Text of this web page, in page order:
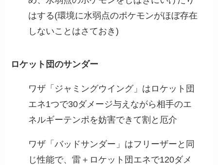
はする(環境に水弱点のポケモンがほぼ存在
しないことはさておき)
ロケット団のサンダー
ワザ「ジャミングウイング」はロケット団
エネ1つで30ダメージ与えながら相手のエ
ネルギーテンポを妨害できて割と厄介
ワザ「バッドサンダー」はフリーザーと同
じ性能で、雷＋ロケット団エネで120ダメ